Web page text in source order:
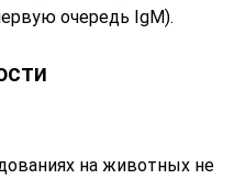
очередь IgM).
на животных не